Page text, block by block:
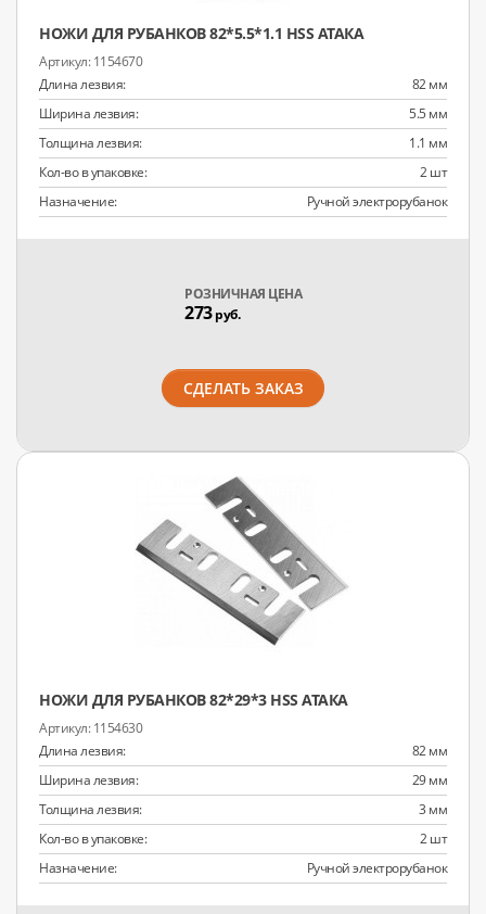
НОЖИ ДЛЯ РУБАНКОВ 82*5.5*1.1 HSS АТАКА
1154670
Длина лезвия:
82 мм
Ширина лезвия:
5.5 мм
Толщина лезвия:
1.1 мм
Кол-во в упаковке:
2 шт
Назначение:
Ручной электрорубанок
РОЗНИЧНАЯ ЦЕНА
273руб.
СДЕЛАТЬ ЗАКАЗ
НОЖИ ДЛЯ РУБАНКОВ 82*29*3 HSS АТАКА
1154630
Длина лезвия:
82 мм
Ширина лезвия:
29 мм
Толщина лезвия:
3 мм
Кол-во в упаковке:
2 шт
Назначение:
Ручной электрорубанок